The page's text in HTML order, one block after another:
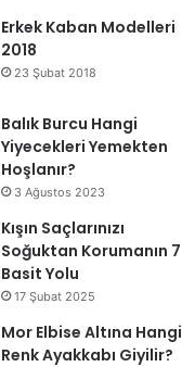
Erkek Kaban Modelleri
2018
23 Şubat 2018
Balık Burcu Hangi
Yiyecekleri Yemekten
Hoşlanır?
3 Ağustos 2023
Kışın Saçlarınızı
Soğuktan Korumanın 7
Basit Yolu
17 Şubat 2025
Mor Elbise Altına Hangi
Renk Ayakkabı Giyilir?